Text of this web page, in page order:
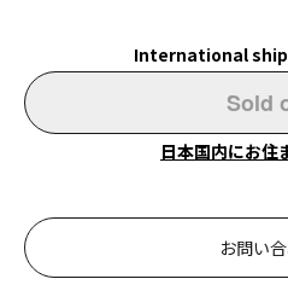
International
Sold
日本国内にお住
お問い